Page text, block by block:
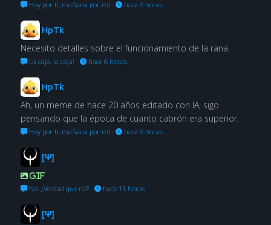
Hoy por ti, mañana por mí· hace 6 horas
HpTk
Necesito detalles sobre el funcionamiento de la rana.
La caja, la caja! · hace 6 horas
HpTk
Ah, un meme de hace 20 años editado con IA, sigo
pensando que la época de cuanto cabrón era superior.
Hoy por ti, mañana por mí· hace 6 horas
[Ψ]
GIF
No. ¿Verdad que no?· hace 15 horas
[Ψ]